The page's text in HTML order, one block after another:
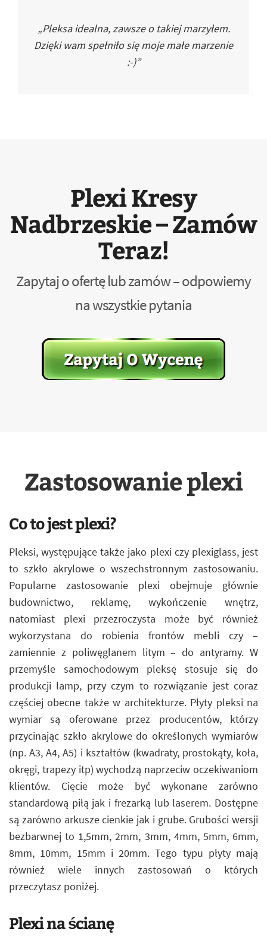
„Pleksa idealna, zawsze o takiej marzyłem.
Dzięki wam spełniło się moje małe marzenie
:-)”
Plexi Kresy
Nadbrzeskie – Zamów
Teraz!
Zapytaj o ofertę lub zamów – odpowiemy
na wszystkie pytania
Zastosowanie plexi
Co to jest plexi?
Pleksi, występujące także jako plexi czy plexiglass, jest
to szkło akrylowe o wszechstronnym zastosowaniu.
Popularne zastosowanie plexi obejmuje głównie
budownictwo, reklamę, wykończenie wnętrz,
natomiast plexi przezroczysta może być również
wykorzystana do robienia frontów mebli czy –
zamiennie z poliwęglanem litym – do antyramy. W
przemyśle samochodowym pleksę stosuje się do
produkcji lamp, przy czym to rozwiązanie jest coraz
częściej obecne także w architekturze. Płyty pleksi na
wymiar są oferowane przez producentów, którzy
przycinając szkło akrylowe do określonych wymiarów
(np. A3, A4, A5) i kształtów (kwadraty, prostokąty, koła,
okręgi, trapezy itp) wychodzą naprzeciw oczekiwaniom
klientów. Cięcie może być wykonane zarówno
standardową piłą jak i frezarką lub laserem. Dostępne
są zarówno arkusze cienkie jak i grube. Grubości wersji
bezbarwnej to 1,5mm, 2mm, 3mm, 4mm, 5mm, 6mm,
8mm, 10mm, 15mm i 20mm. Tego typu płyty mają
również wiele innych zastosowań o których
przeczytasz poniżej.
Plexi na ścianę